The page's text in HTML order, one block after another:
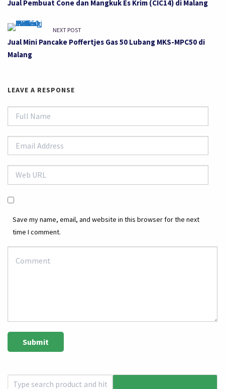
Jual Pembuat Cone dan Mangkuk Es Krim (CIC14) di Malang
NEXT POST
Jual Mini Pancake Poffertjes Gas 50 Lubang MKS-MPC50 di
Malang
LEAVE A RESPONSE
Save my name, email, and website in this browser for the next
time I comment.